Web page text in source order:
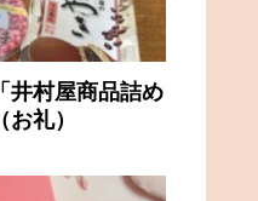
井村屋商品詰め
礼）